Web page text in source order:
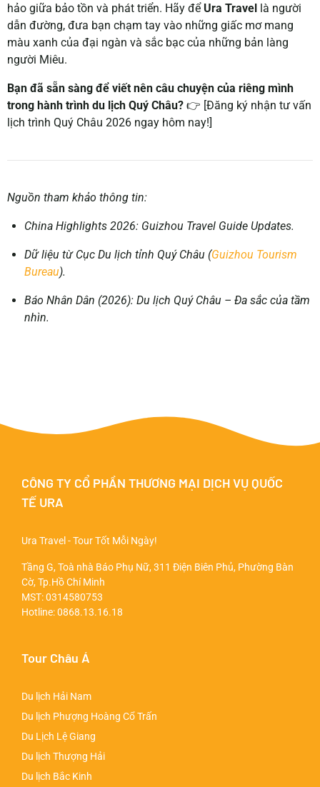
hảo giữa bảo tồn và phát triển. Hãy để Ura Travel là người
dẫn đường, đưa bạn chạm tay vào những giấc mơ mang
màu xanh của đại ngàn và sắc bạc của những bản làng
người Miêu.
Bạn đã sẵn sàng để viết nên câu chuyện của riêng mình
trong hành trình du lịch Quý Châu? 👉 [Đăng ký nhận tư vấn
lịch trình Quý Châu 2026 ngay hôm nay!]
Nguồn tham khảo thông tin:
China Highlights 2026: Guizhou Travel Guide Updates.
Dữ liệu từ Cục Du lịch tỉnh Quý Châu (Guizhou Tourism
Bureau).
Báo Nhân Dân (2026): Du lịch Quý Châu – Đa sắc của tầm
nhìn.
CÔNG TY CỔ PHẦN THƯƠNG MẠI DỊCH VỤ QUỐC
TẾ URA
Ura Travel - Tour Tốt Mỗi Ngày!
Tầng G, Toà nhà Báo Phụ Nữ, 311 Điện Biên Phủ, Phường Bàn
Cờ, Tp.Hồ Chí Minh
MST: 0314580753
Hotline:0868.13.16.18
Tour Châu Á
Du lịch Hải Nam
Du lịch Phượng Hoàng Cổ Trấn
Du Lịch Lệ Giang
Du lịch Thượng Hải
Du lịch Bắc Kinh